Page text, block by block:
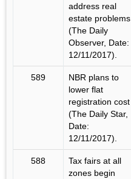
address real
estate problems
(The Daily
Observer, Date:
12/11/2017).
589
NBR plans to
lower flat
registration cost
(The Daily Star,
Date:
12/11/2017).
588
Tax fairs at all
zones begin